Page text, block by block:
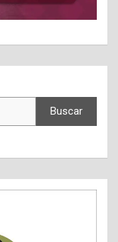
Buscar